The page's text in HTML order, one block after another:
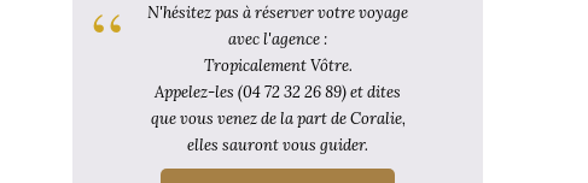
N'hésitez pas à réserver votre voyage
avec l'agence :
Tropicalement Vôtre.
Appelez-les (04 72 32 26 89) et dites
que vous venez de la part de Coralie,
elles sauront vous guider.